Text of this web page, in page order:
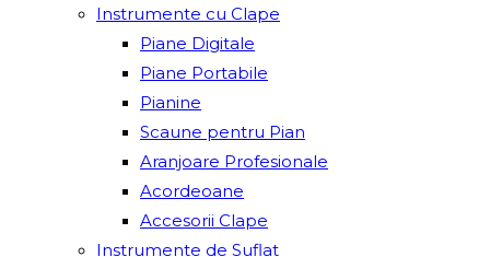
Instrumente cu Clape
Piane Digitale
Piane Portabile
Pianine
Scaune pentru Pian
Aranjoare Profesionale
Acordeoane
Accesorii Clape
Instrumente de Suflat